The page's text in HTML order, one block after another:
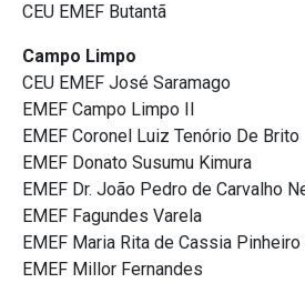
CEU EMEF Butantã
Campo Limpo
CEU EMEF José Saramago
EMEF Campo Limpo II
EMEF Coronel Luiz Tenório De Brito
EMEF Donato Susumu Kimura
EMEF Dr. João Pedro de Carvalho
EMEF Fagundes Varela
EMEF Maria Rita de Cassia
EMEF Millor Fernandes